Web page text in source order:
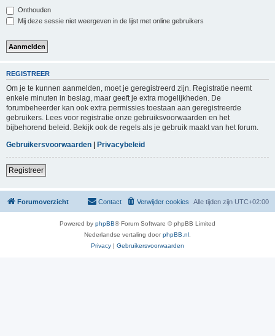
Onthouden
Mij deze sessie niet weergeven in de lijst met online gebruikers
REGISTREER
Om je te kunnen aanmelden, moet je geregistreerd zijn. Registratie neemt
enkele minuten in beslag, maar geeft je extra mogelijkheden. De
forumbeheerder kan ook extra permissies toestaan aan geregistreerde
gebruikers. Lees voor registratie onze gebruiksvoorwaarden en het
bijbehorend beleid. Bekijk ook de regels als je gebruik maakt van het forum.
Gebruikersvoorwaarden | Privacybeleid
Registreer
Forumoverzicht Alle tijden zijn UTC+02:00
Verwijder cookies
Contact
Powered by phpBB® Forum Software © phpBB Limited
Nederlandse vertaling doorphpBB.nl
Privacy | Gebruikersvoorwaarden